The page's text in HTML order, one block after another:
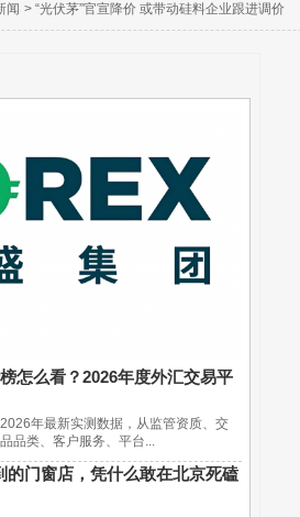
闻 > “光伏茅”官宣降价 或带动硅料企业跟进调价
怎么看？2026年度外汇交易平
年最新实测数据，从监管资质、交
品类、客户服务、平台...
的门窗店，凭什么敢在北京死磕